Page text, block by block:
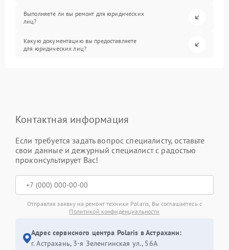
Выполняете ли вы ремонт для юридических
лиц?
Какую документацию вы предоставляете
для юридических лиц?
Контактная информация
Если требуется задать вопрос специалисту, оставьте
свои данные и дежурный специалист с радостью
проконсультирует Вас!
Отправляя заявку на ремонт техники Polaris, Вы соглашаетесь с
Политикой конфиденциальности
Адрес сервисного центра Polaris в Астрахани:
г. Астрахань, 3-я Зеленгинская ул., 56А